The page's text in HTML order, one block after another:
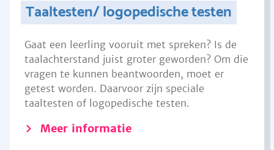
Taaltesten/ logopedische testen
Gaat een leerling vooruit met spreken? Is de
taalachterstand juist groter geworden? Om die
vragen te kunnen beantwoorden, moet er
getest worden. Daarvoor zijn speciale
taaltesten of logopedische testen.
Meer informatie